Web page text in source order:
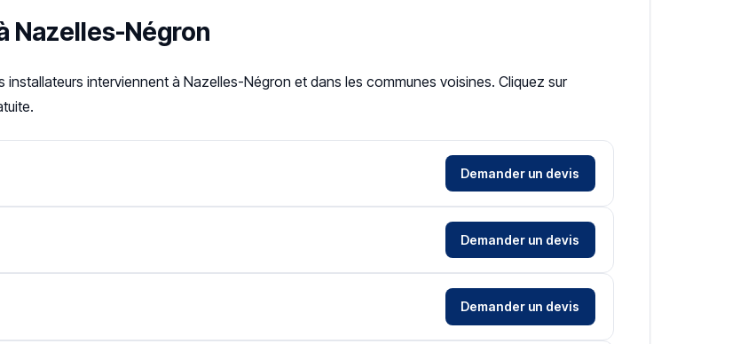
Nazelles-Négron
interviennent à Nazelles-Négron et dans les communes voisines. Cliquez sur
Demander un devis
Demander un devis
Demander un devis